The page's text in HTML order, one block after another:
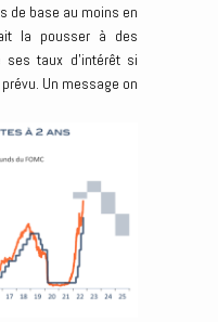
de base au moins en
la pousser à des
taux d’intérêt si
Un message on